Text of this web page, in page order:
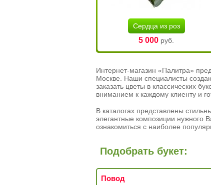
Сердца из роз
5 000 руб.
Интернет-магазин «Палитра»
Москве. Наши специалисты
заказать цветы в классических
вниманием к каждому клиенту и
В каталогах представлены
элегантные композиции нужного
ознакомиться с наиболее
Подобрать букет:
Повод